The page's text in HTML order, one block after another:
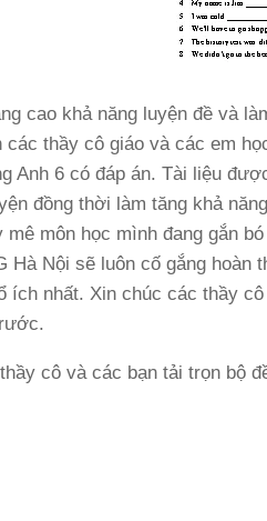
cao khả năng luyện đề và
các thầy cô giáo và các em
Anh 6 có đáp án. Tài liệu
đồng thời làm tăng khả
mê môn học mình đang gắn
Hà Nội sẽ luôn cố gắng
ích nhất. Xin chúc các thầy
cô và các bạn tải trọn bộ